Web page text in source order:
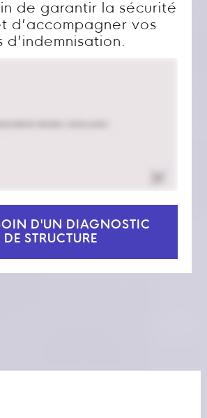
de garantir la sécurité
d’accompagner vos
d’indemnisation.
D'UN DIAGNOSTIC
DE STRUCTURE